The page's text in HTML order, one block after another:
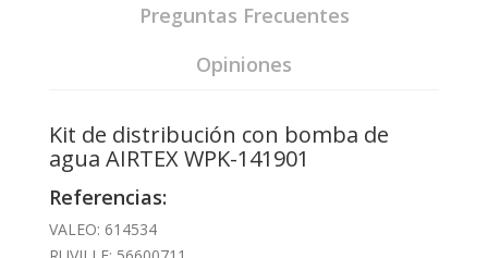
Preguntas Frecuentes
Opiniones
Kit de distribución con bomba de
agua AIRTEX WPK-141901
Referencias:
VALEO: 614534